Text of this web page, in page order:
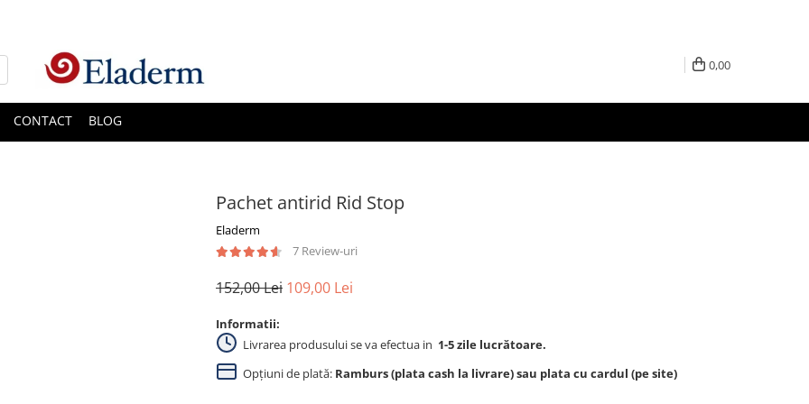
0,00
CONTACT BLOG
Pachet antirid Rid Stop
Eladerm
7 Review-uri
152,00 Lei 109,00 Lei
Informatii:
Livrarea produsului se va efectua in 1-5 zile lucrătoare.
Opțiuni de plată: Ramburs (plata cash la livrare) sau plata cu cardul (pe site)